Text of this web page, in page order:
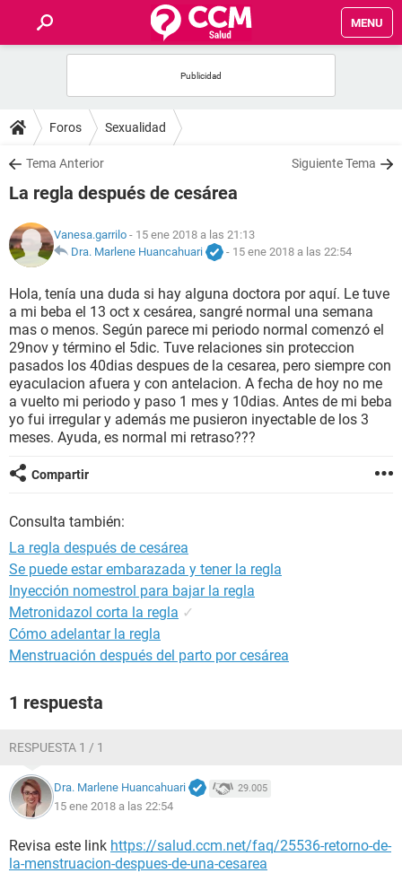
MENU
FOROS
SALUD
FAMILIA
NUTRICIÓN
BIENESTAR
SEXUALIDAD
GLOSARIO
Foros Sexualidad
Tema Anterior Siguiente Tema
La regla después de cesárea
Vanesa.garrilo - 15 ene 2018 a las 21:13
Dra. Marlene Huancahuari
- 15 ene 2018 a las 22:54
Hola, tenía una duda si hay alguna doctora por aquí. Le tuve
a mi beba el 13 oct x cesárea, sangré normal una semana
mas o menos. Según parece mi periodo normal comenzó el
29nov y término el 5dic. Tuve relaciones sin proteccion
pasados los 40dias despues de la cesarea, pero siempre con
eyaculacion afuera y con antelacion. A fecha de hoy no me
a vuelto mi periodo y paso 1 mes y 10dias. Antes de mi beba
yo fui irregular y además me pusieron inyectable de los 3
meses. Ayuda, es normal mi retraso???
Compartir
Consulta también:
La regla después de cesárea
Se puede estar embarazada y tener la regla
Inyección nomestrol para bajar la regla
Metronidazol corta la regla ✓
Cómo adelantar la regla
Menstruación después del parto por cesárea
1 respuesta
RESPUESTA 1 / 1
Dra. Marlene Huancahuari 29.005
15 ene 2018 a las 22:54
Revisa este link https://salud.ccm.net/faq/25536-retorno-de-
la-menstruacion-despues-de-una-cesarea